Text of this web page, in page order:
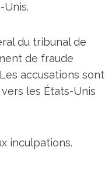
Unis.
du tribunal de
de fraude
accusations sont
les États-Unis
inculpations.